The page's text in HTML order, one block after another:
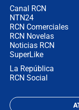
Canal RCN
NTN24
RCN Comerciales
RCN Novelas
Noticias RCN
SuperLike
La República
RCN Social